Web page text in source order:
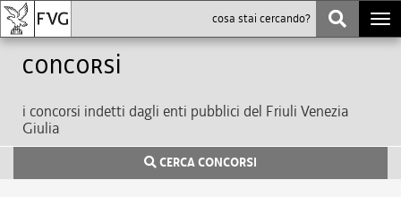
Concorsi
i concorsi indetti dagli enti pubblici del Friuli Venezia
Giulia
CERCA CONCORSI